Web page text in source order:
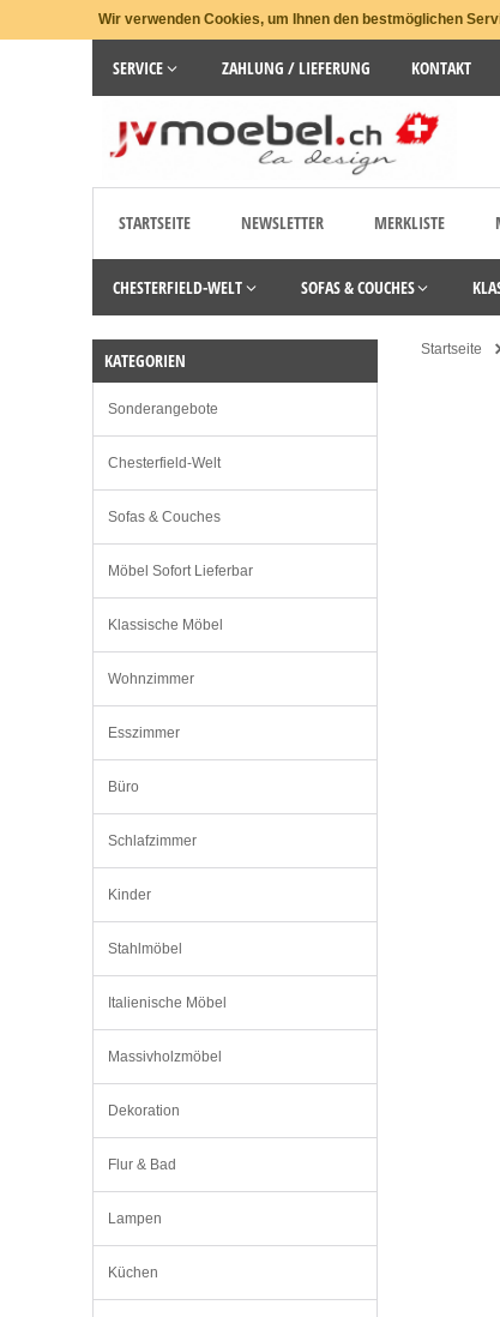
Wir verwenden Cookies, um Ihnen den bestmöglichen
SERVICE ZAHLUNG / LIEFERUNG KONTAKT
STARTSEITE NEWSLETTER MERKLISTE
CHESTERFIELD-WELT SOFAS & COUCHES
Startseite
KATEGORIEN
Sonderangebote
Chesterfield-Welt
Sofas & Couches
Möbel Sofort Lieferbar
Klassische Möbel
Wohnzimmer
Esszimmer
Büro
Schlafzimmer
Kinder
Stahlmöbel
Italienische Möbel
Massivholzmöbel
Dekoration
Flur & Bad
Lampen
Küchen